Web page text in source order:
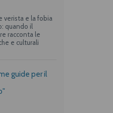
verista e la fobia
quando il
racconta le
e culturali
guide per il